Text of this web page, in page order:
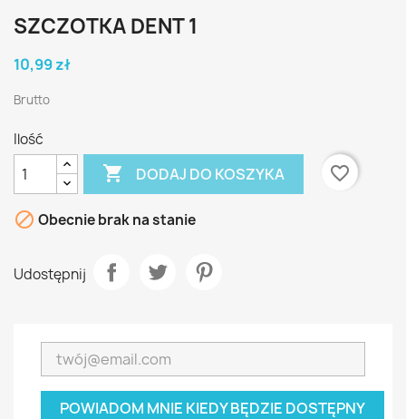
SZCZOTKA DENT 1
10,99 zł
Brutto
Ilość
 DODAJ DO KOSZYKA favorite_border
 Obecnie brak na stanie
Udostępnij
POWIADOM MNIE KIEDY BĘDZIE DOSTĘPNY